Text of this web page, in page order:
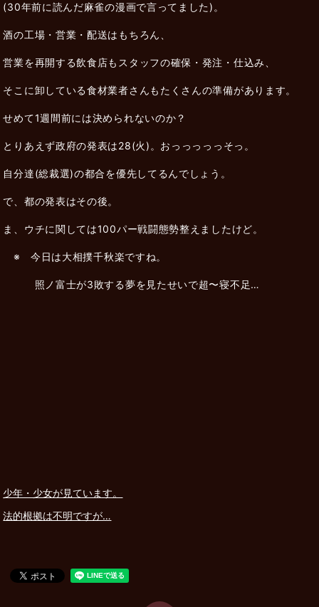
(30年前に読んだ麻雀の漫画で言ってました)。
酒の工場・営業・配送はもちろん、
営業を再開する飲食店もスタッフの確保・発注・仕込み、
そこに卸している食材業者さんもたくさんの準備があります。
せめて1週間前には決められないのか？
とりあえず政府の発表は28(火)。おっっっっっそっ。
自分達(総裁選)の都合を優先してるんでしょう。
で、都の発表はその後。
ま、ウチに関しては100パー戦闘態勢整えましたけど。
※ 今日は大相撲千秋楽ですね。
照ノ富士が3敗する夢を見たせいで超〜寝不足…
少年・少女が見ています。
法的根拠は不明ですが…